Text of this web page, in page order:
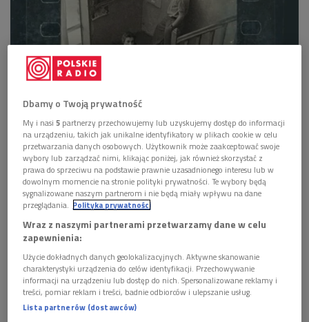
moment, w którym pękają język, sens i sama rzeczywistość
Posłuchaj rozmowy w audycji "Poranek Dwójki">>>
Rok 1939, Warszawa. Sześcioletnia Jasia dorasta w świecie
książek tworzonych przez ciocię Franciszkę i wujka Stefana
Themersonów. Marzy o Paryżu, studiach na Sorbonie i
przyszłości, która wydaje się czymś naturalnym. Wybuch
wojny brutalnie przerywa jednak dzieciństwo i burzy znany
porządek.
"Moi Themersonowie" - film o doświadczeniu rozpadu
Film"Moi Themersonowie"
Dbamy o Twoją prywatność
My i nasi5 partnerzy przechowujemy lub uzyskujemy dostęp do informacji
na urządzeniu, takich jak unikalne identyfikatory w plikach cookie w celu
przetwarzania danych osobowych. Użytkownik może zaakceptować swoje
wybory lub zarządzać nimi, klikając poniżej, jak również skorzystać z
prawa do sprzeciwu na podstawie prawnie uzasadnionego interesu lub w
dowolnym momencie na stronie polityki prywatności. Te wybory będą
sygnalizowane naszym partnerom i nie będą miały wpływu na dane
przeglądania. Polityka prywatności
Wraz z naszymi partnerami przetwarzamy dane w celu
zapewnienia:
Użycie dokładnych danych geolokalizacyjnych. Aktywne skanowanie
charakterystyki urządzenia do celów identyfikacji. Przechowywanie
informacji na urządzeniu lub dostęp do nich. Spersonalizowane reklamy i
treści, pomiar reklam i treści, badnie odbiorców i ulepszanie usług.
Lista partnerów (dostawców)